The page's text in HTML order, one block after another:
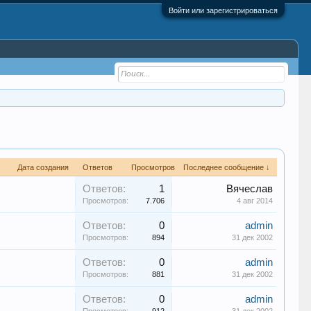
Войти или зарегистрироваться
Дата создания Ответов Просмотров Последнее сообщение ↓
Ответов: 1
Просмотров: 7.706
Вячеслав
4 авг 2014
Ответов: 0
Просмотров: 894
admin
31 дек 2002
Ответов: 0
Просмотров: 881
admin
31 дек 2002
Ответов: 0 admin